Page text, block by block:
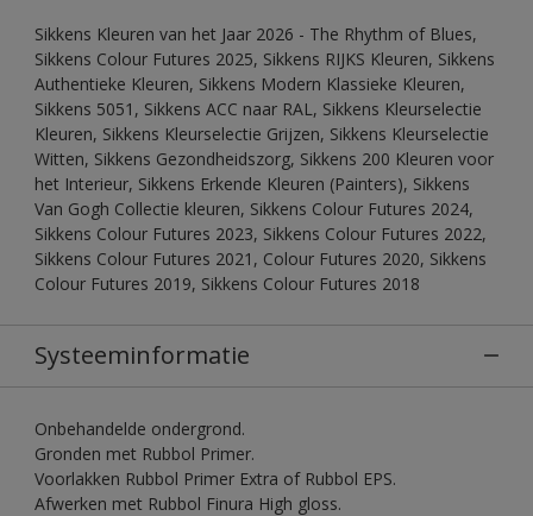
Sikkens Kleuren van het Jaar 2026 - The Rhythm of Blues,
Sikkens Colour Futures 2025, Sikkens RIJKS Kleuren, Sikkens
Authentieke Kleuren, Sikkens Modern Klassieke Kleuren,
Sikkens 5051, Sikkens ACC naar RAL, Sikkens Kleurselectie
Kleuren, Sikkens Kleurselectie Grijzen, Sikkens Kleurselectie
Witten, Sikkens Gezondheidszorg, Sikkens 200 Kleuren voor
het Interieur, Sikkens Erkende Kleuren (Painters), Sikkens
Van Gogh Collectie kleuren, Sikkens Colour Futures 2024,
Sikkens Colour Futures 2023, Sikkens Colour Futures 2022,
Sikkens Colour Futures 2021, Colour Futures 2020, Sikkens
Colour Futures 2019, Sikkens Colour Futures 2018
Systeeminformatie
Onbehandelde ondergrond.
Gronden met Rubbol Primer.
Voorlakken Rubbol Primer Extra of Rubbol EPS.
Afwerken met Rubbol Finura High gloss.